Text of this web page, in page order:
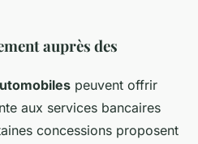
auprès des
peuvent offrir
aux services bancaires
concessions proposent